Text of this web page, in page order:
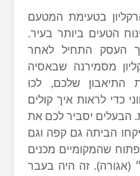
בטעימת המטעם
הטעים ביותר בעיר.
העסק התחיל לאחר
מסמירנה שבאסיה
שלכם, לכו
כדי לראות איך קולים
הבעלים יסביר לכם את
הביתה גם קפה וגם
שהמקומיים מכנים
(אגורה). זה היה בעבר